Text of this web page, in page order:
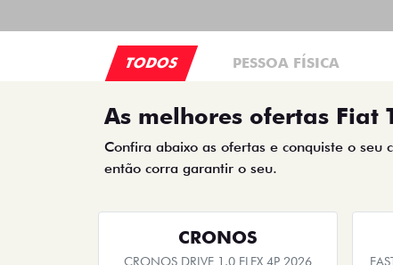
TODOS PESSOA FÍSICA
As melhores ofertas Fiat
Confira abaixo as ofertas e conquiste o seu
então corra garantir o seu.
CRONOS
CRONOS DRIVE 1.0 FLEX 4P 2026